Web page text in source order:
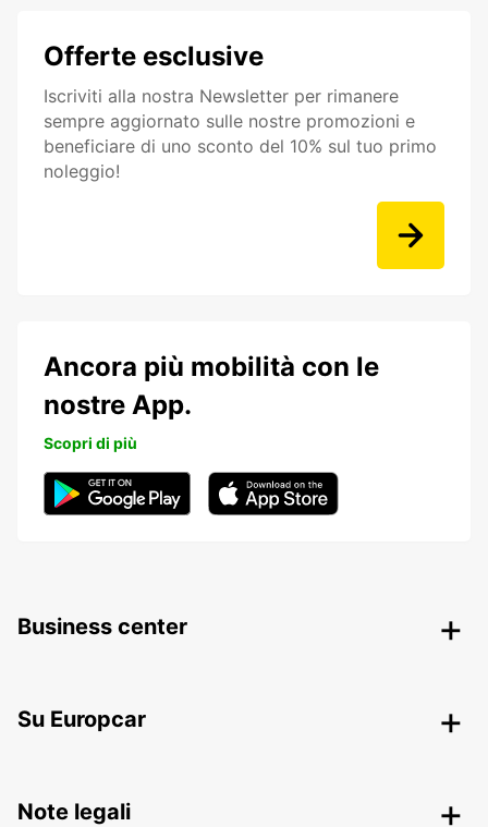
Offerte esclusive
Iscriviti alla nostra Newsletter per rimanere
sempre aggiornato sulle nostre promozioni e
beneficiare di uno sconto del 10% sul tuo primo
noleggio!
Ancora più mobilità con le
nostre App.
Scopri di più
Business center
Su Europcar
Note legali